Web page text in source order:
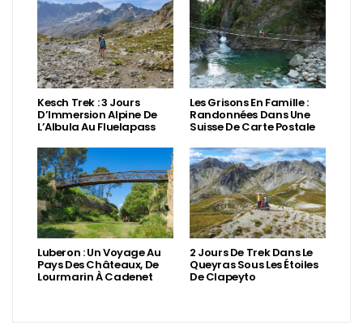
Kesch Trek : 3 Jours
D’Immersion Alpine De
L’Albula Au Fluelapass
Les Grisons En Famille :
Randonnées Dans Une
Suisse De Carte Postale
Luberon : Un Voyage Au
Pays Des Châteaux, De
Lourmarin À Cadenet
2 Jours De Trek Dans Le
Queyras Sous Les Étoiles
De Clapeyto